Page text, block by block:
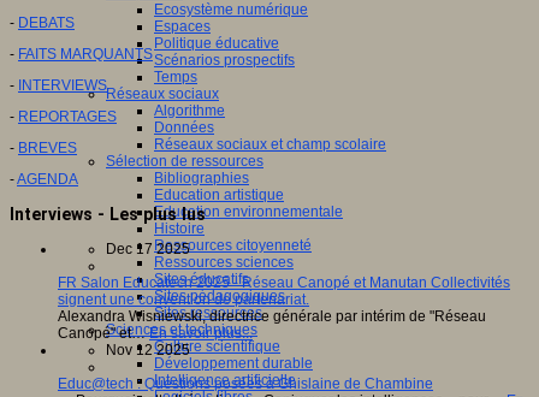
Ecosystème numérique
Espaces
Politique éducative
Scénarios prospectifs
Temps
Réseaux sociaux
Algorithme
Données
Réseaux sociaux et champ scolaire
Sélection de ressources
Bibliographies
Education artistique
Education environnementale
Histoire
Ressources citoyenneté
Ressources sciences
Sites éducatifs
Sites pédagogiques
Sites ressources
Sciences et techniques
Culture scientifique
Développement durable
Intelligence artificielle
- DEBATS
- FAITS MARQUANTS
- INTERVIEWS
- REPORTAGES
- BREVES
-AGENDA
Interviews - Les plus lus
Dec 17 2025
FR Salon Educatech 2025 - Réseau Canopé et Manutan Collectivités
signent une convention de partenariat.
Alexandra Wisniewski, directrice générale par intérim de "Réseau
Canopé" et…En savoir plus...
Nov 12 2025
Educ@tech : Questions posées à Ghislaine de Chambine